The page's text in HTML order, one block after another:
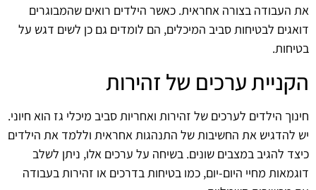
את העבודה בצורה אחראית. כאשר הילדים רואים שהמבוגרים
דואגים לבטיחות סביב המיכלים, הם לומדים גם כן לשים דגש על
בטיחות.
הקניית ערכים של זהירות
חינוך הילדים לערכים של זהירות ואחריות סביב מיכלי גז הוא חיוני.
יש להדגיש את החשיבות של התנהגות אחראית וללמד את הילדים
כיצד להגיב במצבים שונים. בשיחה על ערכים אלו, ניתן לשלב
דוגמאות מחיי היום-יום, כמו בטיחות בדרכים או זהירות בעבודה